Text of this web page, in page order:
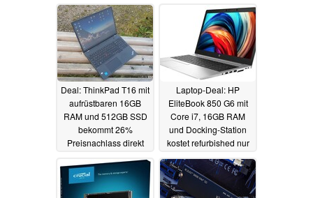
06.05.2024
Deal: ThinkPad T16 mit
aufrüstbaren 16GB
RAM und 512GB SSD
bekommt 26%
Preisnachlass direkt
Laptop-Deal: HP
EliteBook 850 G6 mit
Core i7, 16GB RAM
und Docking-Station
kostet refurbished nur
309 Euro01.05.2024